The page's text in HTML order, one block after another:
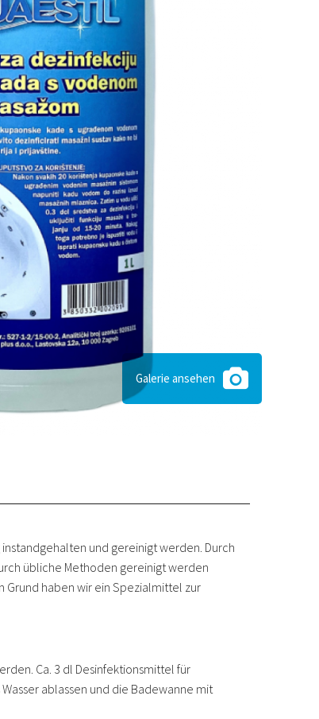
Galerie ansehen
und gereinigt werden. Durch
übliche Methoden gereinigt werden
Grund haben wir ein Spezialmittel zur
Ca. 3 dl Desinfektionsmittel für
ablassen und die Badewanne mit